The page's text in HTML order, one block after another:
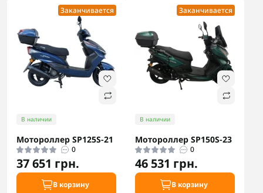
Заканчивается
В наличии
Мотороллер SP125S-21
0
37 651 грн.
В корзину
Заканчивается
В наличии
Мотороллер SP150S-23
0
46 531 грн.
В корзину